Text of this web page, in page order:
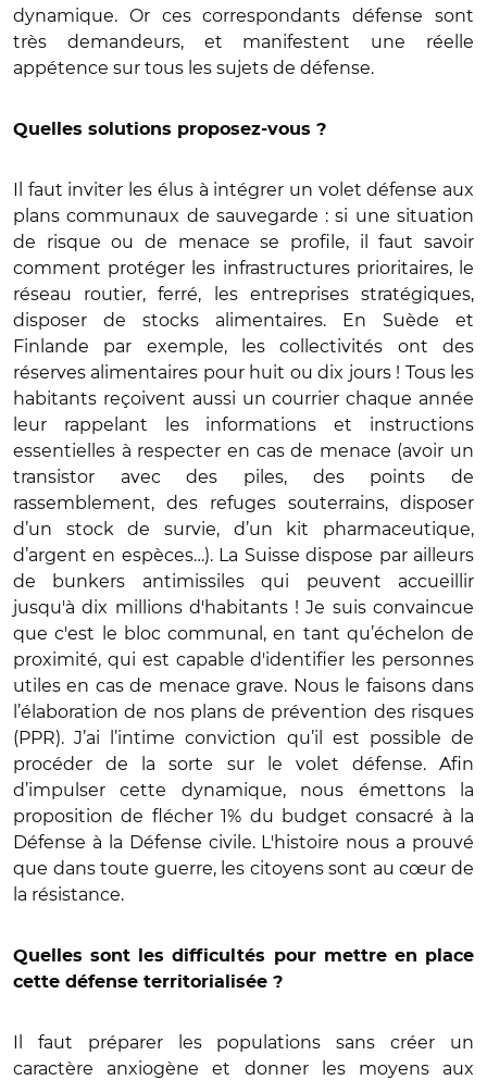
dynamique. Or ces correspondants défense sont
très demandeurs, et manifestent une réelle
appétence sur tous les sujets de défense.
Quelles solutions proposez-vous ?
Il faut inviter les élus à intégrer un volet défense aux
plans communaux de sauvegarde : si une situation
de risque ou de menace se profile, il faut savoir
comment protéger les infrastructures prioritaires, le
réseau routier, ferré, les entreprises stratégiques,
disposer de stocks alimentaires. En Suède et
Finlande par exemple, les collectivités ont des
réserves alimentaires pour huit ou dix jours ! Tous les
habitants reçoivent aussi un courrier chaque année
leur rappelant les informations et instructions
essentielles à respecter en cas de menace (avoir un
transistor avec des piles, des points de
rassemblement, des refuges souterrains, disposer
d’un stock de survie, d’un kit pharmaceutique,
d’argent en espèces…). La Suisse dispose par ailleurs
de bunkers antimissiles qui peuvent accueillir
jusqu'à dix millions d'habitants ! Je suis convaincue
que c'est le bloc communal, en tant qu’échelon de
proximité, qui est capable d'identifier les personnes
utiles en cas de menace grave. Nous le faisons dans
l’élaboration de nos plans de prévention des risques
(PPR). J’ai l’intime conviction qu’il est possible de
procéder de la sorte sur le volet défense. Afin
d’impulser cette dynamique, nous émettons la
proposition de flécher 1% du budget consacré à la
Défense à la Défense civile. L'histoire nous a prouvé
que dans toute guerre, les citoyens sont au cœur de
la résistance.
Quelles sont les difficultés pour mettre en place
cette défense territorialisée ?
Il faut préparer les populations sans créer un
caractère anxiogène et donner les moyens aux